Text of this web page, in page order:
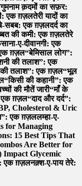
गुमनाम क़दमों का सफ़र:
एक ग़ज़लतेरी यादों का
बे-सबब: एक ग़ज़लदर्द का
की कमी: एक ग़ज़लतेरे
ए-दीवानगी: एक
एक ग़ज़ल“बेमिसाल लोग”:
की तलाश”: एक
की तलाश”: एक ग़ज़ल“भूल
“किसी की कहानी”: एक
की मौतें जारी“माँ के
एक ग़ज़ल“दाद और दर्द”:
Cholesterol & Uric
एक ग़ज़ललम्हा-ए-
for Managing
15 Best Tips That
Are Better for
Impact Glycemic
एक ग़ज़लनक़्श-ए-पाय तेरे: